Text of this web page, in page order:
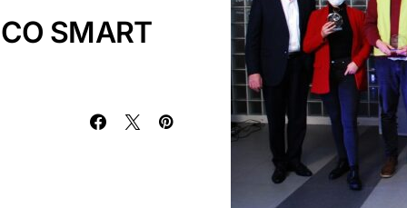
SMART